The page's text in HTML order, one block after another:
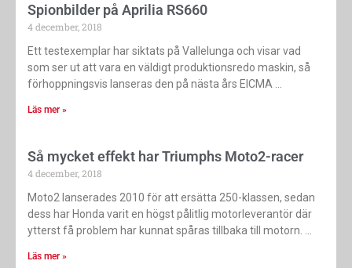
Spionbilder på Aprilia RS660
4 december, 2018
Ett testexemplar har siktats på Vallelunga och visar vad
som ser ut att vara en väldigt produktionsredo maskin, så
förhoppningsvis lanseras den på nästa års EICMA
Läs mer »
Så mycket effekt har Triumphs Moto2-racer
4 december, 2018
Moto2 lanserades 2010 för att ersätta 250-klassen, sedan
dess har Honda varit en högst pålitlig motorleverantör där
ytterst få problem har kunnat spåras tillbaka till motorn.
Läs mer »